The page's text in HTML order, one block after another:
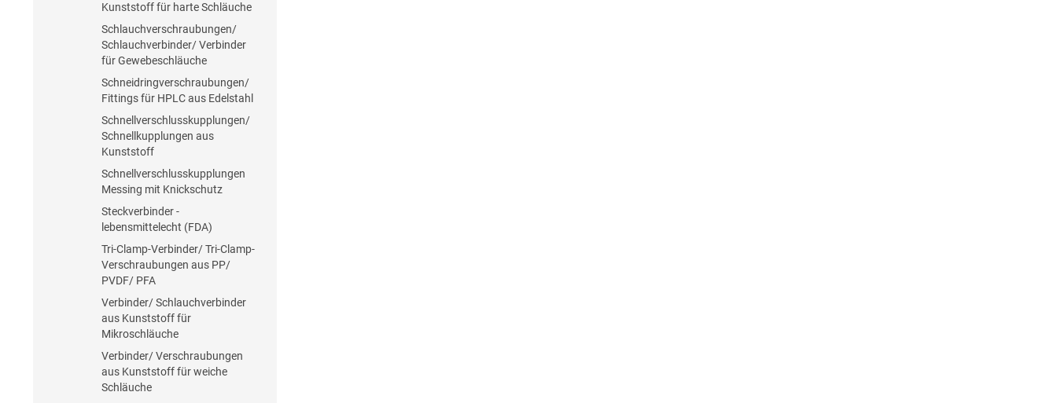
Kunststoff für harte Schläuche
Schlauchverschraubungen/
Schlauchverbinder/ Verbinder
für Gewebeschläuche
Schneidringverschraubungen/
Fittings für HPLC aus Edelstahl
Schnellverschlusskupplungen/
Schnellkupplungen aus
Kunststoff
Schnellverschlusskupplungen
Messing mit Knickschutz
Steckverbinder -
lebensmittelecht (FDA)
Tri-Clamp-Verbinder/ Tri-Clamp-
Verschraubungen aus PP/
PVDF/ PFA
Verbinder/ Schlauchverbinder
aus Kunststoff für
Mikroschläuche
Verbinder/ Verschraubungen
aus Kunststoff für weiche
Schläuche